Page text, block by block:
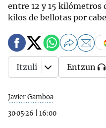
entre 12 y 15 kilómetros
kilos de bellotas por
Javier Gamboa
30·05·26
16:00
Itzuli Entzun